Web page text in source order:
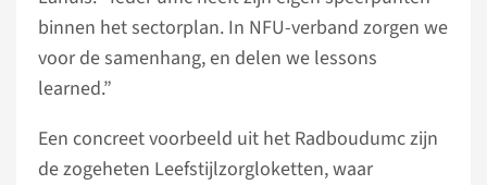
binnen het sectorplan. In NFU-verband zorgen we
voor de samenhang, en delen we lessons
learned.”
Een concreet voorbeeld uit het Radboudumc zijn
de zogeheten Leefstijlzorgloketten, waar